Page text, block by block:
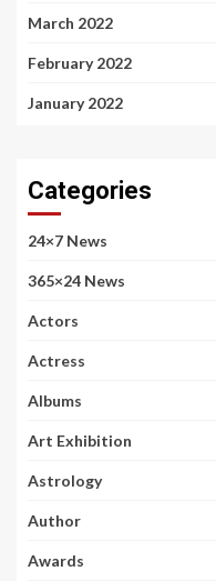
March 2022
February 2022
January 2022
Categories
24×7 News
365×24 News
Actors
Actress
Albums
Art Exhibition
Astrology
Author
Awards